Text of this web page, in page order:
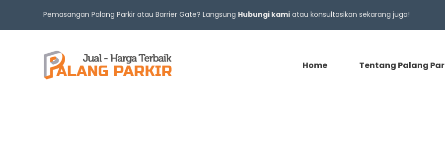
Pemasangan Palang Parkir atau Barrier Gate? Langsung Hubungi kami atau konsultasikan sekarang juga!
Home Tentang Palang